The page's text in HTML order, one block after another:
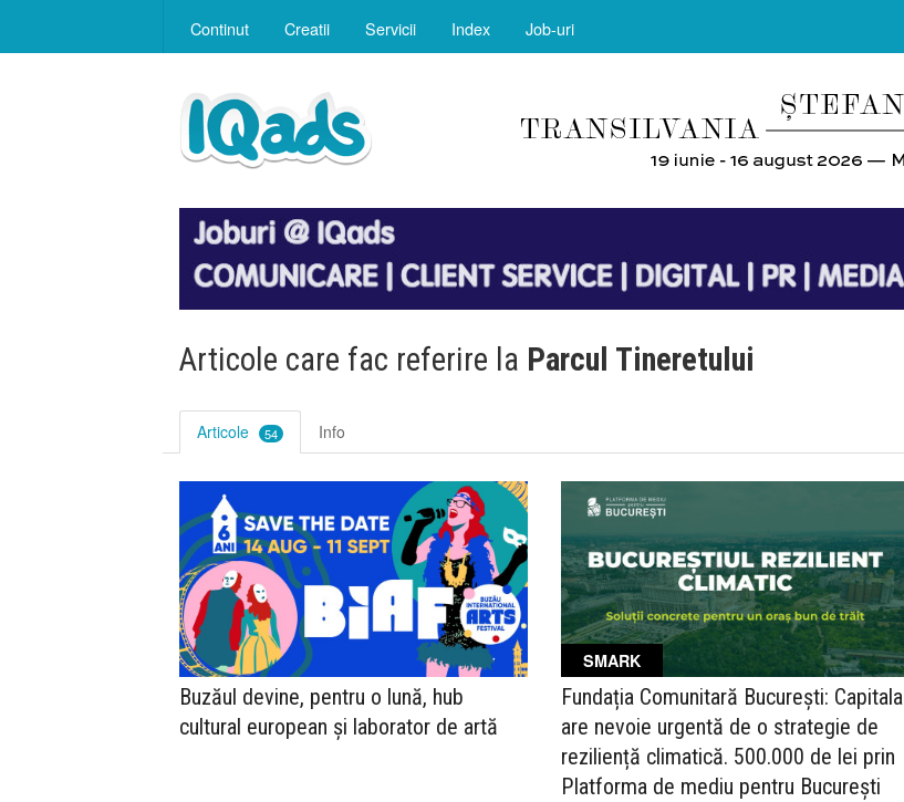
Continut Creatii Servicii Index Job-uri
Articole care fac referire la Parcul Tineretului
Articole 54 Info
Buzăul devine, pentru o lună, hub
cultural european și laborator de artă
SMARK
Fundația Comunitară București: Capitala
are nevoie urgentă de o strategie de
reziliență climatică. 500.000 de lei prin
Platforma de mediu pentru București